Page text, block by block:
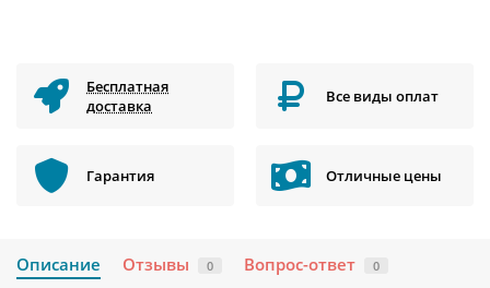
Бесплатная
доставка
Все виды оплат
Гарантия Отличные цены
Описание Отзывы 0 Вопрос-ответ 0